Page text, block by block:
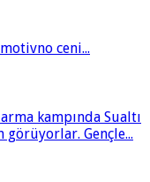
ceni...
kampında Sualtı
Gençle...